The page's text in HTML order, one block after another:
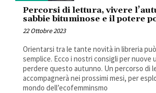
Percorsi di lettura, vivere
sabbie bituminose e il potere
22 Ottobre 2023
Orientarsi tra le tante novità in libreria
semplice. Ecco i nostri consigli per nuove
perdere questo autunno. Un percorso di
accompagnerà nei prossimi mesi, per
mondo dell’ecofemminsmo